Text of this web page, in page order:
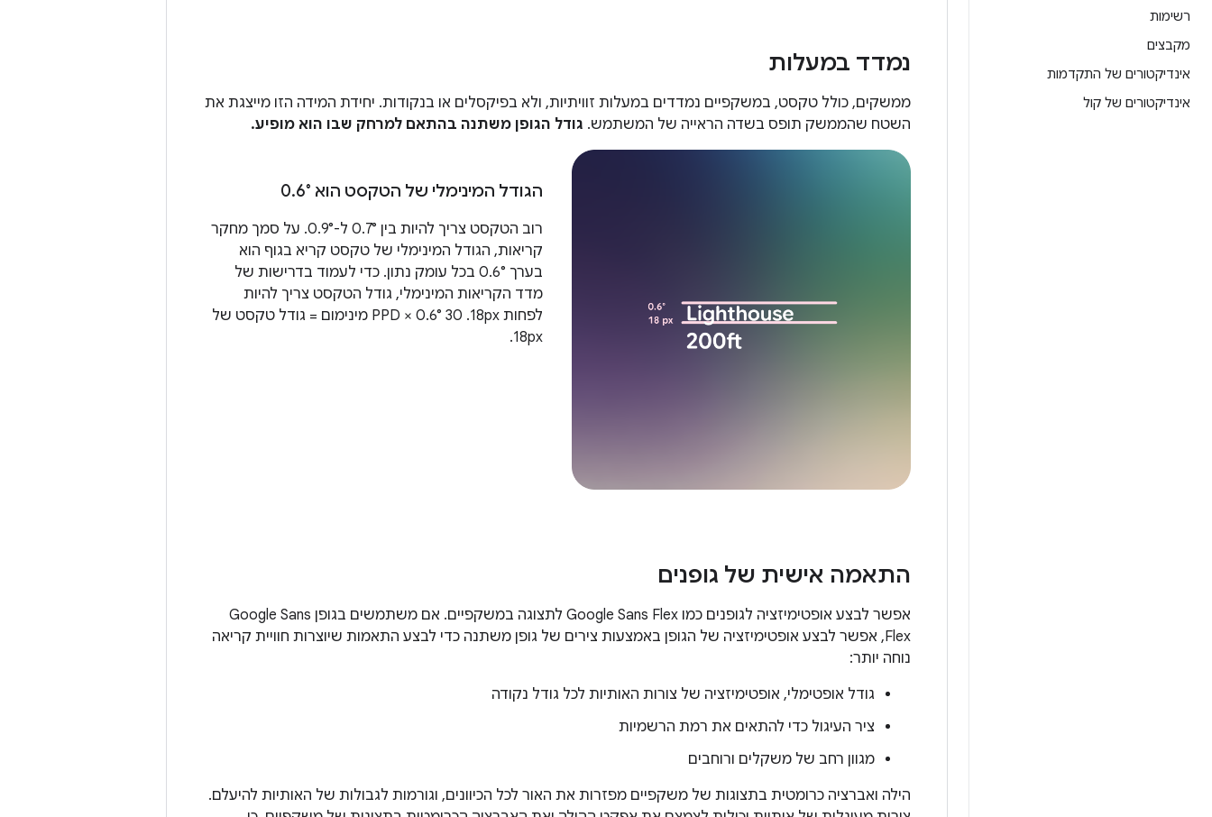
רשימות
מקבצים
אינדיקטורים של התקדמות
אינדיקטורים של קול
נמדד במעלות
ממשקים, כולל טקסט, במשקפיים נמדדים במעלות זוויתיות, ולא בפיקסלים או בנקודות. יחידת המידה הזו מייצגת את
השטח שהממשק תופס בשדה הראייה של המשתמש. גודל הגופן משתנה בהתאם למרחק שבו הוא מופיע.
הגודל המינימלי של הטקסט הוא 0 .6°
רוב הטקסט צריך להיות בין 0.7° ל-0.9°. על סמך מחקר
קריאות, הגודל המינימלי של טקסט קריא בגוף הוא
בערך 0.6° בכל עומק נתון. כדי לעמוד בדרישות של
מדד הקריאות המינימלי, גודל הטקסט צריך להיות
לפחות 18px. ‫30 PPD × 0.6° מינימום = גודל טקסט של
18px.
התאמה אישית של גופנים
אפשר לבצע אופטימיזציה לגופנים כמו Google Sans Flex לתצוגה במשקפיים. אם משתמשים בגופן Google Sans
Flex, אפשר לבצע אופטימיזציה של הגופן באמצעות צירים של גופן משתנה כדי לבצע התאמות שיוצרות חוויית קריאה
נוחה יותר:
גודל אופטימלי, אופטימיזציה של צורות האותיות לכל גודל נקודה
ציר העיגול כדי להתאים את רמת הרשמיות
מגוון רחב של משקלים ורוחבים
הילה ואברציה כרומטית בתצוגות של משקפיים מפזרות את האור לכל הכיוונים, וגורמות לגבולות של האותיות להיעלם.